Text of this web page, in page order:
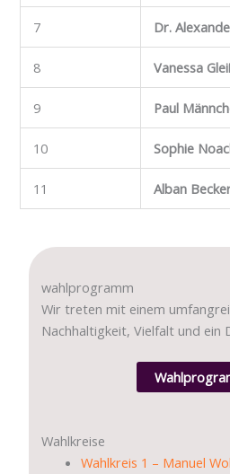
7 Dr.
8 Vanessa
9 Paul
10 Sophie
11 Alban
wahlprogramm
Wir treten mit einem
Nachhaltigkeit, Vielfalt und ein
Wahlkreise
Wahlkreis 1 – Manuel